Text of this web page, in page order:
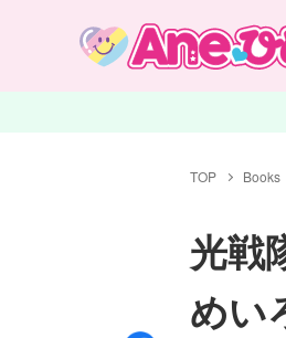
TOP Books
光戦
めい